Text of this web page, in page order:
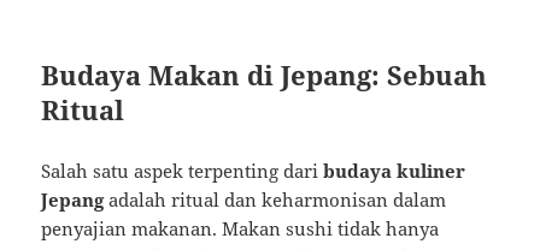
Budaya Makan di Jepang: Sebuah
Ritual
Salah satu aspek terpenting daribudaya kuliner
Jepangadalah ritual dan keharmonisan dalam
penyajian makanan. Makan sushi tidak hanya